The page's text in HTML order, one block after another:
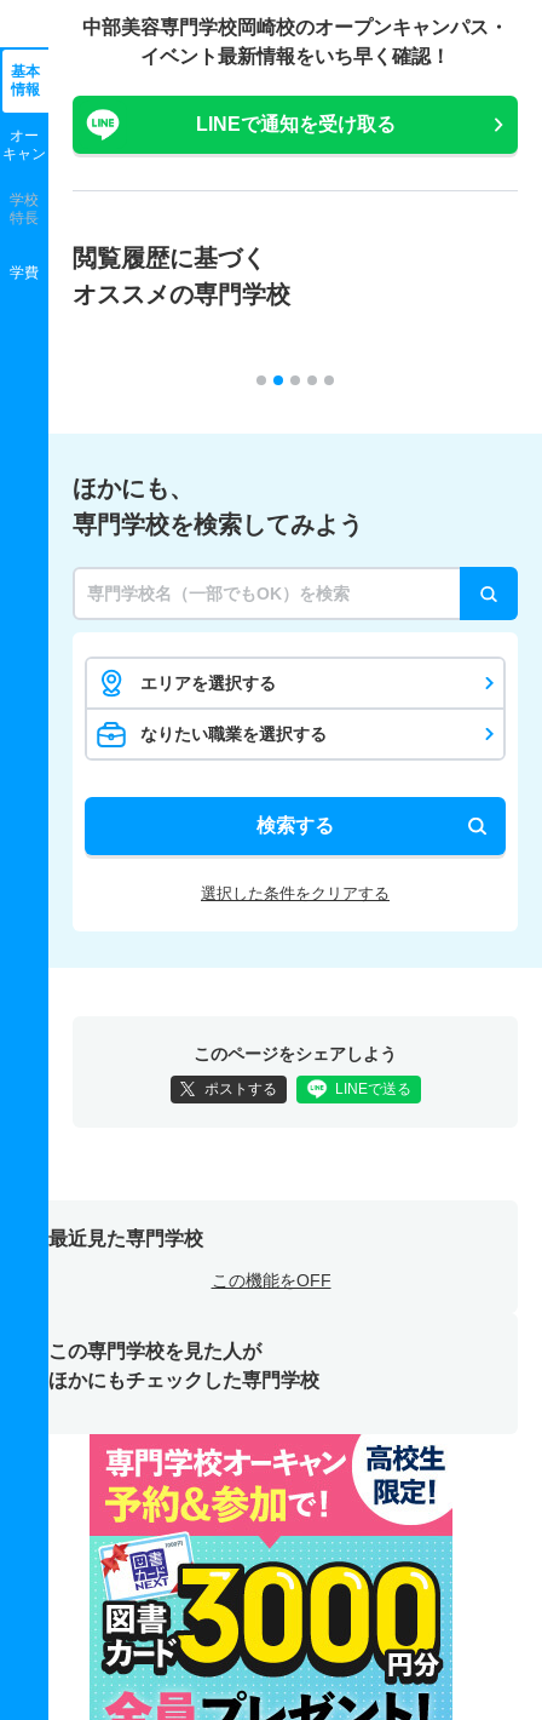
基本
情報
オー
キャン
学校
特長
学費
中部美容専門学校岡崎校のオープンキャンパス・
イベント最新情報をいち早く確認！
LINEで通知を受け取る
閲覧履歴に基づく
オススメの専門学校
ほかにも、
専門学校を検索してみよう
エリアを選択する
なりたい職業を選択する
検索する
選択した条件をクリアする
このページをシェアしよう
ポストする LINEで送る
最近見た専門学校
この機能をOFF
この専門学校を見た人が
ほかにもチェックした専門学校